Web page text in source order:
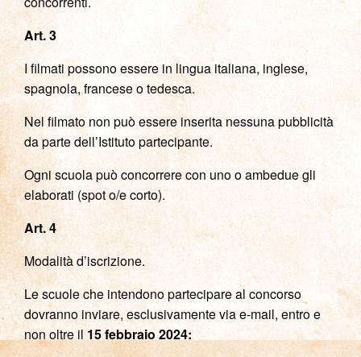
Art. 3
I filmati possono essere in lingua italiana, inglese,
spagnola, francese o tedesca.
Nel filmato non può essere inserita nessuna pubblicità
da parte dell’Istituto partecipante.
Ogni scuola può concorrere con uno o ambedue gli
elaborati (spot o/e corto).
Art. 4
Modalità d’iscrizione.
Le scuole che intendono partecipare al concorso
dovranno inviare, esclusivamente via e-mail, entro e
non oltre il 15 febbraio 2024: